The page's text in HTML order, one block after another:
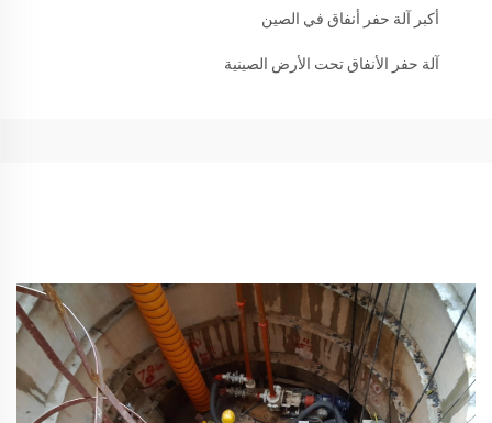
أكبر آلة حفر أنفاق في الصين
آلة حفر الأنفاق تحت الأرض الصينية